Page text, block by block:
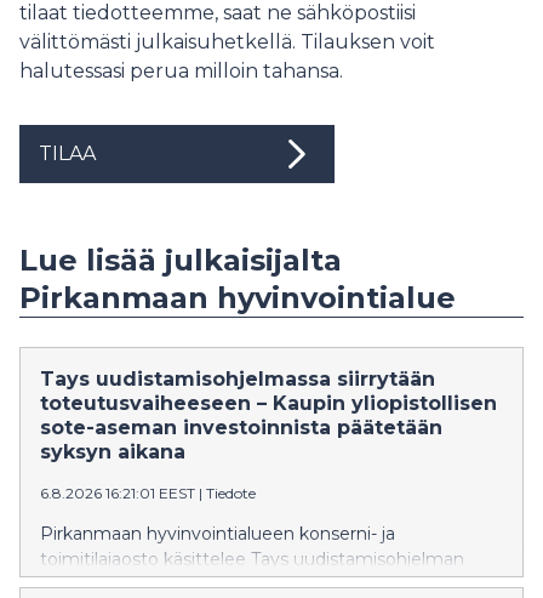
tilaat tiedotteemme, saat ne sähköpostiisi
välittömästi julkaisuhetkellä. Tilauksen voit
halutessasi perua milloin tahansa.
TILAA
Lue lisää julkaisijalta
Pirkanmaan hyvinvointialue
Tays uudistamisohjelmassa siirrytään
toteutusvaiheeseen – Kaupin yliopistollisen
sote-aseman investoinnista päätetään
syksyn aikana
6.8.2026 16:21:01 EEST | Tiedote
Pirkanmaan hyvinvointialueen konserni- ja
toimitilajaosto käsittelee Tays uudistamisohjelman
yhteistoiminnallisen projektinjohtourakan sopimuksen